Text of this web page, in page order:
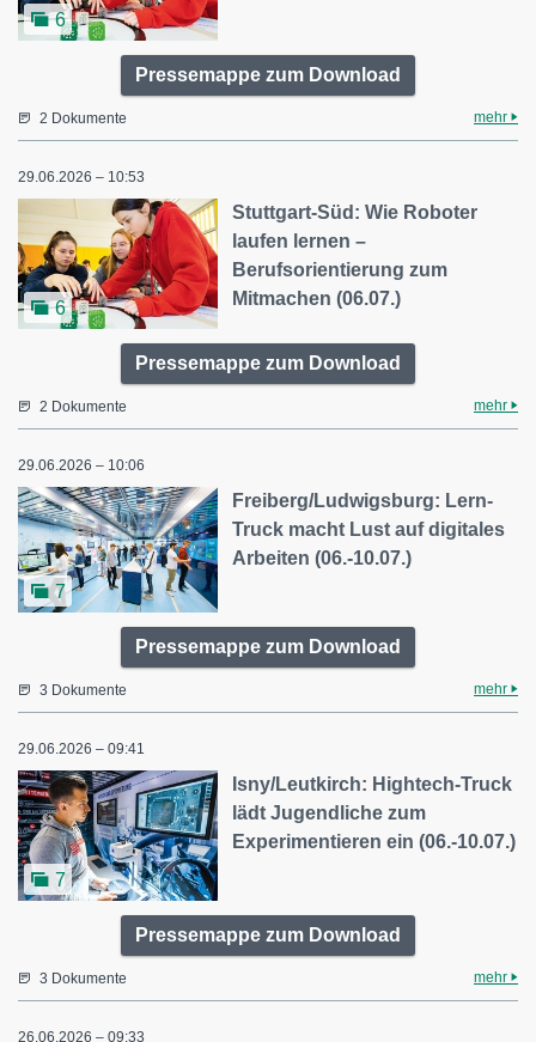
6
Pressemappe zum Download
2 Dokumente mehr
29.06.2026 – 10:53
6
Stuttgart-Süd: Wie Roboter
laufen lernen –
Berufsorientierung zum
Mitmachen (06.07.)
Pressemappe zum Download
2 Dokumente mehr
29.06.2026 – 10:06
7
Freiberg/Ludwigsburg: Lern-
Truck macht Lust auf digitales
Arbeiten (06.-10.07.)
Pressemappe zum Download
3 Dokumente mehr
29.06.2026 – 09:41
7
Isny/Leutkirch: Hightech-Truck
lädt Jugendliche zum
Experimentieren ein (06.-10.07.)
Pressemappe zum Download
3 Dokumente mehr
26.06.2026 – 09:33